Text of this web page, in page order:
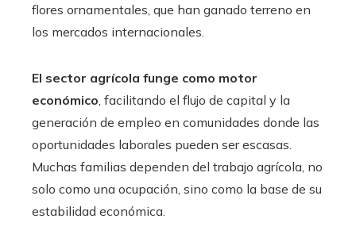
flores ornamentales, que han ganado terreno en
los mercados internacionales.
El sector agrícola funge como motor
económico , facilitando el flujo de capital y la
generación de empleo en comunidades donde las
oportunidades laborales pueden ser escasas.
Muchas familias dependen del trabajo agrícola, no
solo como una ocupación, sino como la base de su
estabilidad económica.